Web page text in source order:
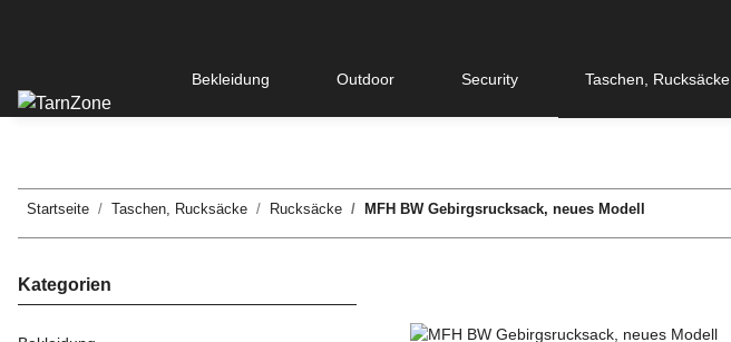
Bekleidung Outdoor Security Taschen, Rucksäcke
Startseite Taschen, Rucksäcke Rucksäcke MFH BW Gebirgsrucksack, neues Modell
Kategorien